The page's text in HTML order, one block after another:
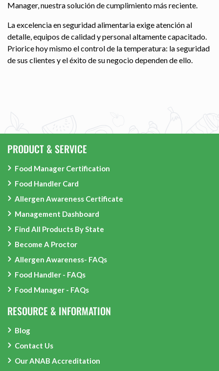
Manager, nuestra solución de cumplimiento más reciente.
La excelencia en seguridad alimentaria exige atención al
detalle, equipos de calidad y personal altamente capacitado.
Priorice hoy mismo el control de la temperatura: la seguridad
de sus clientes y el éxito de su negocio dependen de ello.
PRODUCT & SERVICE
Food Manager Certification
Food Handler Card
Allergen Awareness Certificate
Management Dashboard
Find All Products By State
Become A Proctor
Allergen Awareness- FAQs
Food Handler - FAQs
Food Manager - FAQs
RESOURCE & INFORMATION
Blog
Contact Us
Our ANAB Accreditation